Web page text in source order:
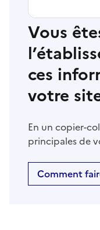
Vous
ces
votre
En un copier-
principales de
Comment